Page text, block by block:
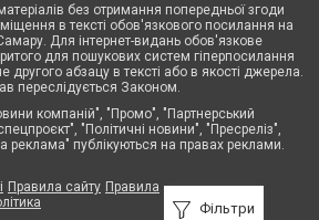
Фільтри
без отримання попередньої згоди
в тексті обов'язкового посилання на
Для інтернет-видань обов'язкове
для пошукових систем гіперпосилання
другого абзацу в тексті або в якості джерела.
переслідується Законом.
компаній", "Промо", "Партнерський
"Політичні новини", "Пресреліз",
реклама" публікуються на правах реклами.
Правила сайту Правила